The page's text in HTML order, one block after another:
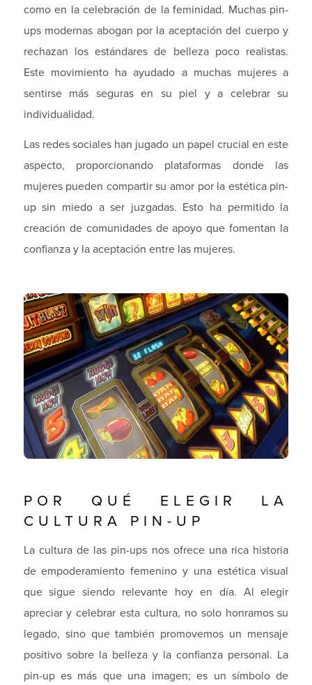
como en la celebración de la feminidad. Muchas pin-
ups modernas abogan por la aceptación del cuerpo y
rechazan los estándares de belleza poco realistas.
Este movimiento ha ayudado a muchas mujeres a
sentirse más seguras en su piel y a celebrar su
individualidad.
Las redes sociales han jugado un papel crucial en este
aspecto, proporcionando plataformas donde las
mujeres pueden compartir su amor por la estética pin-
up sin miedo a ser juzgadas. Esto ha permitido la
creación de comunidades de apoyo que fomentan la
confianza y la aceptación entre las mujeres.
POR QUÉ ELEGIR LA
CULTURA PIN-UP
La cultura de las pin-ups nos ofrece una rica historia
de empoderamiento femenino y una estética visual
que sigue siendo relevante hoy en día. Al elegir
apreciar y celebrar esta cultura, no solo honramos su
legado, sino que también promovemos un mensaje
positivo sobre la belleza y la confianza personal. La
pin-up es más que una imagen; es un símbolo de